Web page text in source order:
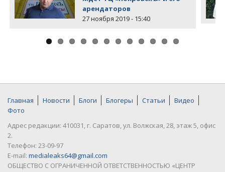
арендаторов
27 ноября 2019 - 15:40
Главная Новости Блоги Блогеры Статьи
Видео
Фото
Адрес редакции: 410031, г. Саратов, ул. Волжская, 28, этаж 5, офис
2.
Телефон: 23-09-97
E-mail: medialeaks64@gmail.com
ОБЩЕСТВО С ОГРАНИЧЕННОЙ ОТВЕТСТВЕННОСТЬЮ «ЦЕНТР